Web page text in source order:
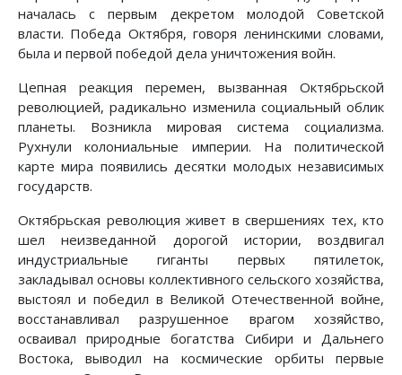
началась с первым декретом молодой Советской
власти. Победа Октября, говоря ленинскими словами,
была и первой победой дела уничтожения войн.
Цепная реакция перемен, вызванная Октябрьской
революцией, радикально изменила социальный облик
планеты. Возникла мировая система социализма.
Рухнули колониальные империи. На политической
карте мира появились десятки молодых независимых
государств.
Октябрьская революция живет в свершениях тех, кто
шел неизведанной дорогой истории, воздвигал
индустриальные гиганты первых пятилеток,
закладывал основы коллективного сельского хозяйства,
выстоял и победил в Великой Отечественной войне,
восстанавливал разрушенное врагом хозяйство,
осваивал природные богатства Сибири и Дальнего
Востока, выводил на космические орбиты первые